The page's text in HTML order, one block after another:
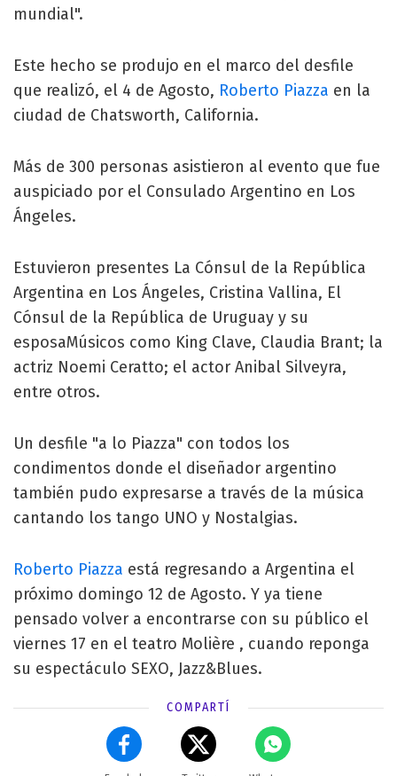
mundial".
Este hecho se produjo en el marco del desfile
que realizó, el 4 de Agosto, Roberto Piazza en la
ciudad de Chatsworth, California.
Más de 300 personas asistieron al evento que fue
auspiciado por el Consulado Argentino en Los
Ángeles.
Estuvieron presentes La Cónsul de la República
Argentina en Los Ángeles, Cristina Vallina, El
Cónsul de la República de Uruguay y su
esposaMúsicos como King Clave, Claudia Brant; la
actriz Noemi Ceratto; el actor Anibal Silveyra,
entre otros.
Un desfile "a lo Piazza" con todos los
condimentos donde el diseñador argentino
también pudo expresarse a través de la música
cantando los tango UNO y Nostalgias.
Roberto Piazza está regresando a Argentina el
próximo domingo 12 de Agosto. Y ya tiene
pensado volver a encontrarse con su público el
viernes 17 en el teatro Molière , cuando reponga
su espectáculo SEXO, Jazz&Blues.
COMPARTÍ